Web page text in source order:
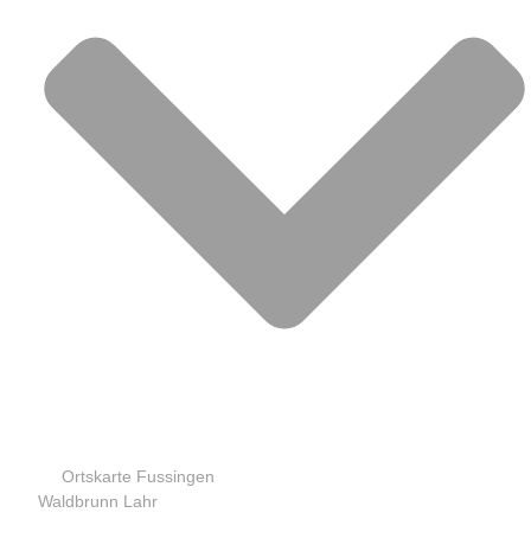
Ortskarte Fussingen
Waldbrunn Lahr